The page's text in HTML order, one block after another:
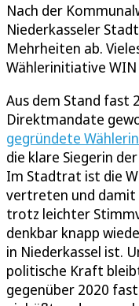
Nach der
Niederkasseler
Mehrheiten ab.
Wählerinitiative WIN
Aus dem Stand fast
Direktmandate
gegründete
die klare Siegerin
Im Stadtrat ist die
vertreten und damit
trotz leichter
denkbar knapp
in Niederkassel ist.
politische Kraft
gegenüber 2020